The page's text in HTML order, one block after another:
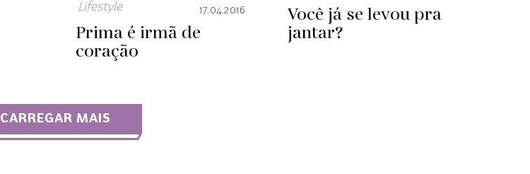
Você já se levou pra
jantar?
Lifestyle 17.04.2016
Prima é irmã de
coração
CARREGAR MAIS